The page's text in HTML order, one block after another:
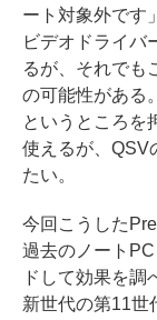
ート対象外です
ビデオドライバ
るが、それでも
の可能性がある
というところを
使えるが、QSV
たい。
今回こうした
過去のノート
ドして効果を調
新世代の第11世